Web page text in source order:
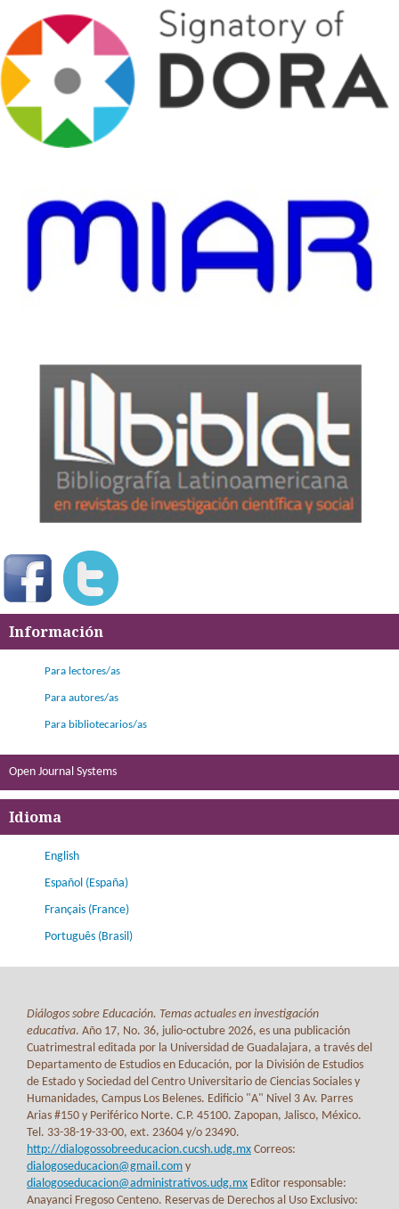
Información
Para lectores/as
Para autores/as
Para bibliotecarios/as
Open Journal Systems
Idioma
English
Español (España)
Français (France)
Português (Brasil)
Diálogos sobre Educación. Temas actuales en investigación
educativa. Año 17, No. 36, julio-octubre 2026, es una publicación
Cuatrimestral editada por la Universidad de Guadalajara, a través del
Departamento de Estudios en Educación, por la División de Estudios
de Estado y Sociedad del Centro Universitario de Ciencias Sociales y
Humanidades, Campus Los Belenes. Edificio "A" Nivel 3 Av. Parres
Arias #150 y Periférico Norte. C.P. 45100. Zapopan, Jalisco, México.
Tel. 33-38-19-33-00, ext. 23604 y/o 23490.
http://dialogossobreeducacion.cucsh.udg.mx Correos:
dialogoseducacion@gmail.com y
dialogoseducacion@administrativos.udg.mx Editor responsable:
Anayanci Fregoso Centeno. Reservas de Derechos al Uso Exclusivo: